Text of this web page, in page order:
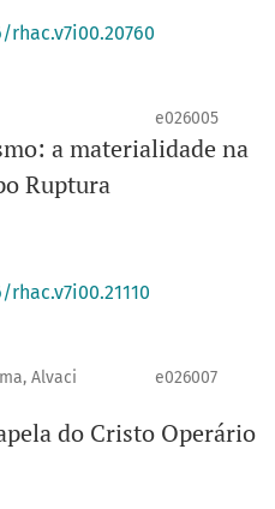
e026005
a materialidade na
Ruptura
Alvaci
e026007
do Cristo Operário